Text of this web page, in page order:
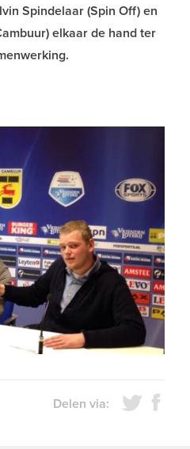
Spindelaar (Spin Off) en
elkaar de hand ter
Delen via: